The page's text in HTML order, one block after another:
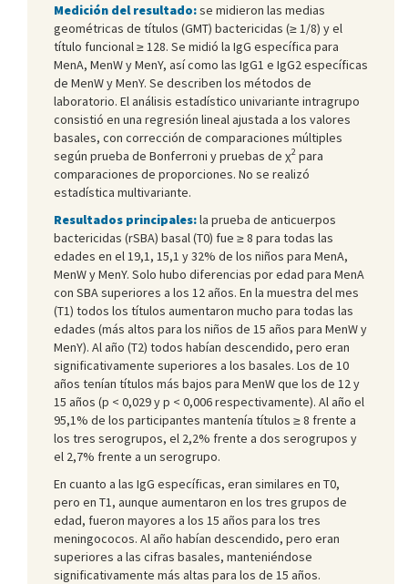
Medición del resultado:se midieron las medias
geométricas de títulos (GMT) bactericidas (≥ 1/8) y el
título funcional ≥ 128. Se midió la IgG específica para
MenA, MenW y MenY, así como las IgG1 e IgG2 específicas
de MenW y MenY. Se describen los métodos de
laboratorio. El análisis estadístico univariante intragrupo
consistió en una regresión lineal ajustada a los valores
basales, con corrección de comparaciones múltiples
según prueba de Bonferroni y pruebas de χ2 para
comparaciones de proporciones. No se realizó
estadística multivariante.
Resultados principales:la prueba de anticuerpos
bactericidas (rSBA) basal (T0) fue ≥ 8 para todas las
edades en el 19,1, 15,1 y 32% de los niños para MenA,
MenW y MenY. Solo hubo diferencias por edad para MenA
con SBA superiores a los 12 años. En la muestra del mes
(T1) todos los títulos aumentaron mucho para todas las
edades (más altos para los niños de 15 años para MenW y
MenY). Al año (T2) todos habían descendido, pero eran
significativamente superiores a los basales. Los de 10
años tenían títulos más bajos para MenW que los de 12 y
15 años (p < 0,029 y p < 0,006 respectivamente). Al año el
95,1% de los participantes mantenía títulos ≥ 8 frente a
los tres serogrupos, el 2,2% frente a dos serogrupos y
el 2,7% frente a un serogrupo.
En cuanto a las IgG específicas, eran similares en T0,
pero en T1, aunque aumentaron en los tres grupos de
edad, fueron mayores a los 15 años para los tres
meningococos. Al año habían descendido, pero eran
superiores a las cifras basales, manteniéndose
significativamente más altas para los de 15 años.